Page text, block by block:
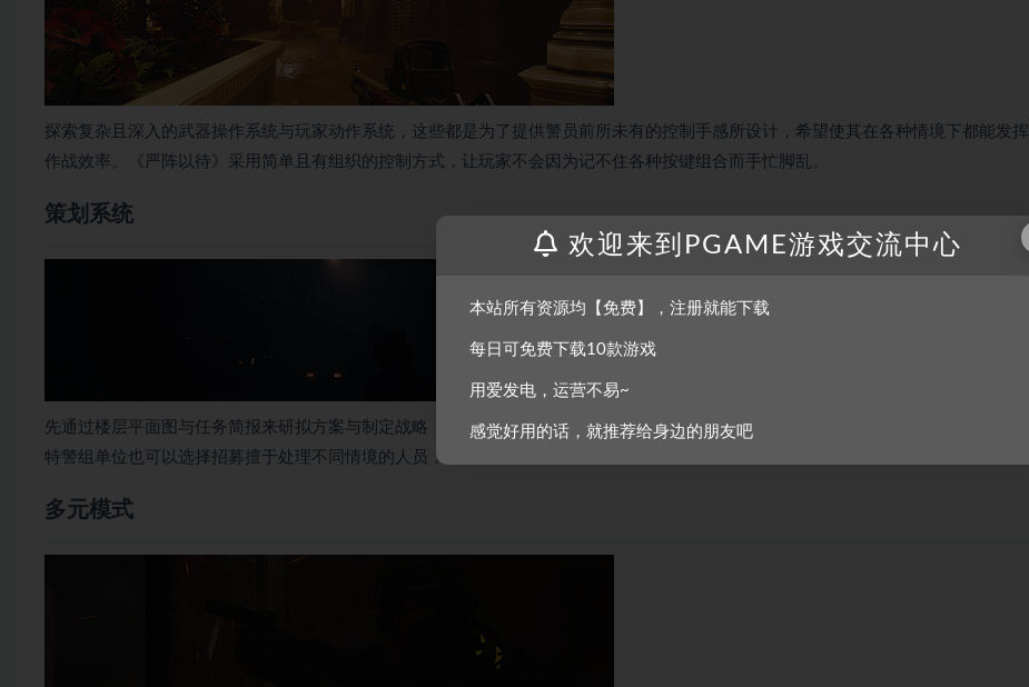
探索复杂且深入的武器操作系统与玩家动作系统，这些都是为了提供警员前所未有的控制手感所设计，希望使其在各种情境下都能发挥
作战效率。《严阵以待》采用简单且有组织的控制方式，让玩家不会因为记不住各种按键组合而手忙脚乱。
策划系统
先通过楼层平面图与任务简报来研拟方案与制定战略，接着再实时执行任务。警员可以选择装备防弹盾、撞门锤、战术梯等各种物品。
特警组单位也可以选择招募擅于处理不同情境的人员，例如狙击小队与谈判专家。
多元模式
欢迎来到PGAME游戏交流中心
本站所有资源均【免费】，注册就能下载
每日可免费下载10款游戏
用爱发电，运营不易~
感觉好用的话，就推荐给身边的朋友吧